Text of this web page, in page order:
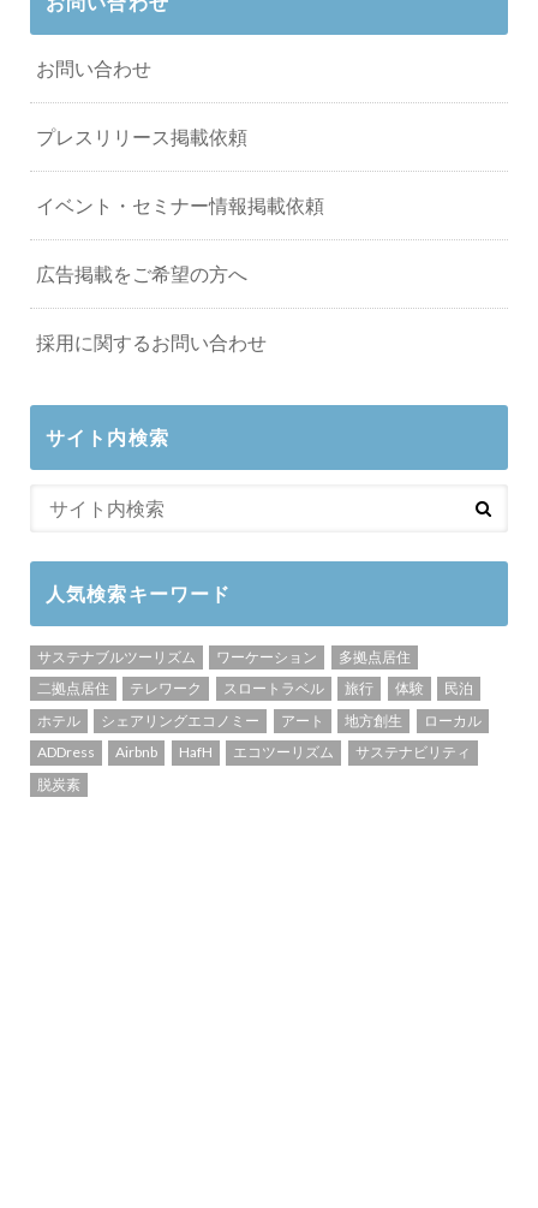
お問い合わせ
プレスリリース掲載依頼
イベント・セミナー情報掲載依頼
広告掲載をご希望の方へ
採用に関するお問い合わせ
サイト内検索
人気検索キーワード
サステナブルツーリズム ワーケーション
多拠点居住
二拠点居住
テレワーク スロートラベル 旅行 体験
民泊
ホテル
シェアリングエコノミー アート 地方創生
ローカル
ADDress
Airbnb HafH エコツーリズム
サステナビリティ
脱炭素